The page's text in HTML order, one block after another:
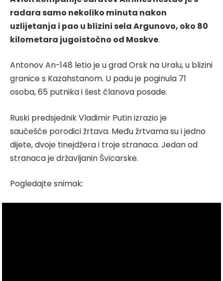
radara samo nekoliko minuta nakon
uzlijetanja i pao u blizini sela Argunovo, oko 80
kilometara jugoistočno od Moskve.
Antonov An-148 letio je u grad Orsk na Uralu, u blizini
granice s Kazahstanom. U padu je poginula 71
osoba, 65 putnika i šest članova posade.
Ruski predsjednik Vladimir Putin izrazio je
saučešće porodici žrtava. Među žrtvama su i jedno
dijete, dvoje tinejdžera i troje stranaca. Jedan od
stranaca je državljanin Švicarske.
Pogledajte snimak: